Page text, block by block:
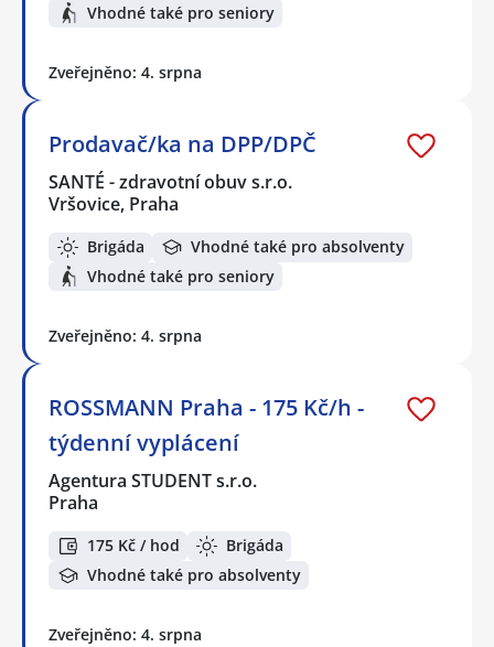
Vhodné také pro seniory
Zveřejněno: 4. srpna
Prodavač/ka na DPP/DPČ
SANTÉ - zdravotní obuv s.r.o.
Vršovice, Praha
Brigáda
Vhodné také pro absolventy
Vhodné také pro seniory
Zveřejněno: 4. srpna
ROSSMANN Praha - 175 Kč/h -
týdenní vyplácení
Agentura STUDENT s.r.o.
Praha
175 Kč / hod
Brigáda
Vhodné také pro absolventy
Zveřejněno: 4. srpna